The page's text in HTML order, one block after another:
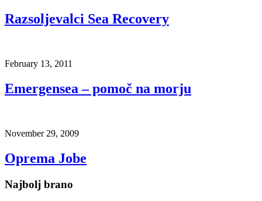
Razsoljevalci Sea Recovery
February 13, 2011
Emergensea – pomoč na morju
November 29, 2009
Oprema Jobe
Najbolj brano